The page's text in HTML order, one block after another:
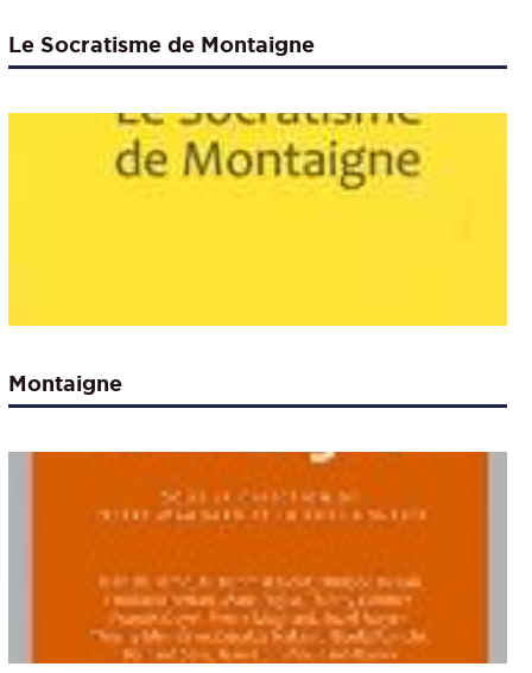
Le Socratisme de Montaigne
Montaigne